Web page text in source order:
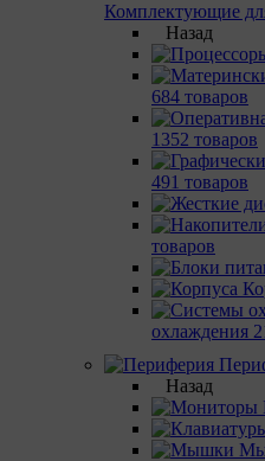
Комплектующие
Назад
684 товаров
1352 товаров
491 товаров
товаров
охлаждения
Назад